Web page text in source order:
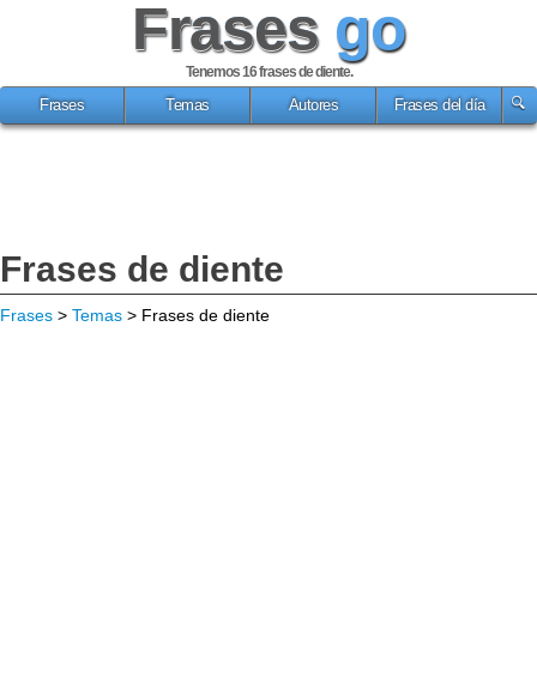
Frases go
Tenemos 16frases de diente.
Frases
Temas Autores Frases del día
Frases de diente
Frases > Temas > Frases de diente